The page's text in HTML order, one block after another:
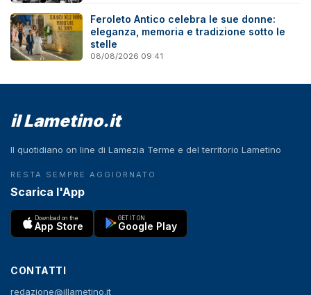
Feroleto Antico celebra le sue donne:
eleganza, memoria e tradizione sotto le
stelle
08/08/2026 09:41
il Lametino.it
Il quotidiano on line di Lamezia Terme e del territorio Lametino
RESTA SEMPRE AGGIORNATO
Scarica l'App
Download on the
App Store
GET IT ON
Google Play
CONTATTI
redazione@illametino.it